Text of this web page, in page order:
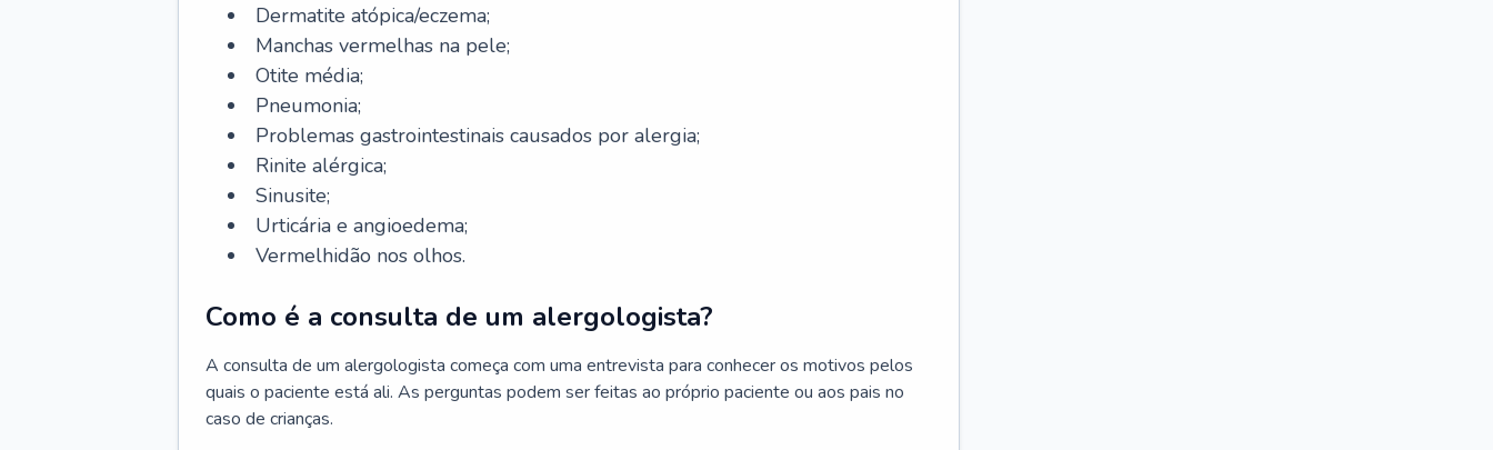
Dermatite atópica/eczema;
Manchas vermelhas na pele;
Otite média;
Pneumonia;
Problemas gastrointestinais causados por alergia;
Rinite alérgica;
Sinusite;
Urticária e angioedema;
Vermelhidão nos olhos.
Como é a consulta de um alergologista?
A consulta de um alergologista começa com uma entrevista para conhecer os motivos pelos
quais o paciente está ali. As perguntas podem ser feitas ao próprio paciente ou aos pais no
caso de crianças.